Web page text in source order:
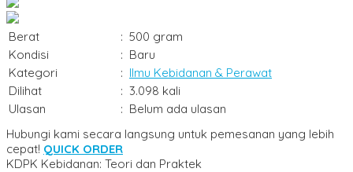
Berat : 500 gram
Kondisi
: Baru
Kategori
: Ilmu Kebidanan & Perawat
Dilihat
: 3.098 kali
Ulasan
: Belum ada ulasan
Hubungi kami secara langsung untuk pemesanan yang lebih
cepat! QUICK ORDER
KDPK Kebidanan: Teori dan Praktek